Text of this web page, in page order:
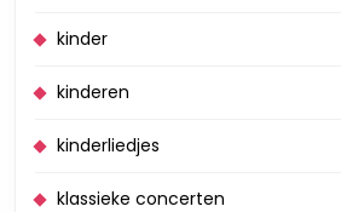
kinder
kinderen
kinderliedjes
klassieke concerten